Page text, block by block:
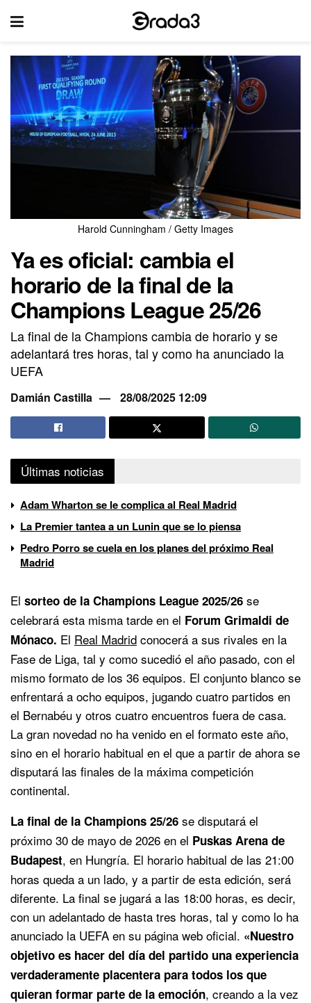
Harold Cunningham / Getty Images
Ya es oficial: cambia el
horario de la final de la
Champions League 25/26
La final de la Champions cambia de horario y se
adelantará tres horas, tal y como ha anunciado la
UEFA
Damián Castilla 28/08/2025 12:09
Últimas noticias
Adam Wharton se le complica al Real Madrid
La Premier tantea a un Lunin que se lo piensa
Pedro Porro se cuela en los planes del próximo Real
Madrid
El sorteo de la Champions League 2025/26 se
celebrará esta misma tarde en el Forum Grimaldi de
Mónaco. El Real Madrid conocerá a sus rivales en la
Fase de Liga, tal y como sucedió el año pasado, con el
mismo formato de los 36 equipos. El conjunto blanco se
enfrentará a ocho equipos, jugando cuatro partidos en
el Bernabéu y otros cuatro encuentros fuera de casa.
La gran novedad no ha venido en el formato este año,
sino en el horario habitual en el que a partir de ahora se
disputará las finales de la máxima competición
continental.
La final de la Champions 25/26 se disputará el
próximo 30 de mayo de 2026 en el Puskas Arena de
Budapest, en Hungría. El horario habitual de las 21:00
horas queda a un lado, y a partir de esta edición, será
diferente. La final se jugará a las 18:00 horas, es decir,
con un adelantado de hasta tres horas, tal y como lo ha
anunciado la UEFA en su página web oficial. «Nuestro
objetivo es hacer del día del partido una experiencia
verdaderamente placentera para todos los que
quieran formar parte de la emoción, creando a la vez